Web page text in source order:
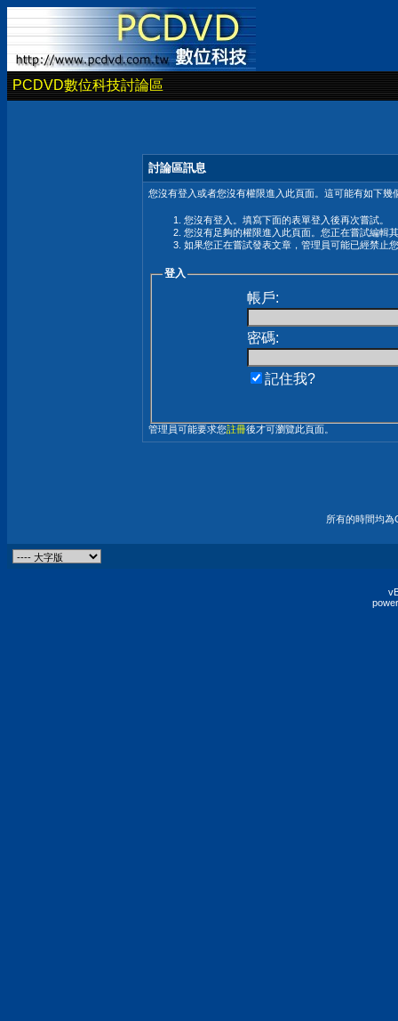
PCDVD數位科技討論區
討論區訊息
您沒有登入或者您沒有權限進入此頁面。這可能有如下幾
您沒有登入。填寫下面的表單登入後再次嘗試。
您沒有足夠的權限進入此頁面。您正在嘗試編輯
如果您正在嘗試發表文章，管理員可能已經禁止
登入
帳戶:
密碼:
記住我?
管理員可能要求您註冊後才可瀏覽此頁面。
所有的時間均為